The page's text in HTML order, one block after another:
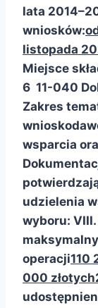
lata
wniosków:
listopada
Miejsce
6 11-040
Zakres
wsparcia
udzielenia
wyboru:
operacji110
000 złotych